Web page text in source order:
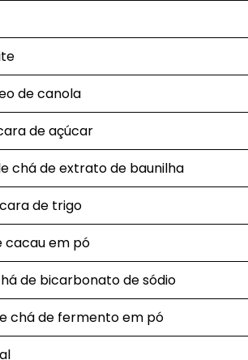
de canola
de açúcar
chá de extrato de baunilha
de trigo
cacau em pó
de bicarbonato de sódio
chá de fermento em pó